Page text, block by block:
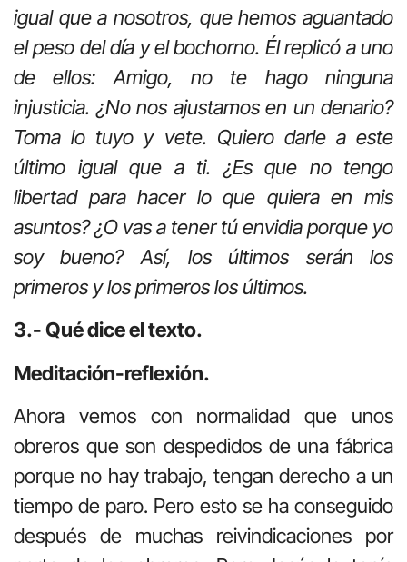
igual que a nosotros, que hemos aguantado
el peso del día y el bochorno. Él replicó a uno
de ellos: Amigo, no te hago ninguna
injusticia. ¿No nos ajustamos en un denario?
Toma lo tuyo y vete. Quiero darle a este
último igual que a ti. ¿Es que no tengo
libertad para hacer lo que quiera en mis
asuntos? ¿O vas a tener tú envidia porque yo
soy bueno? Así, los últimos serán los
primeros y los primeros los últimos.
3.- Qué dice el texto.
Meditación-reflexión.
Ahora vemos con normalidad que unos
obreros que son despedidos de una fábrica
porque no hay trabajo, tengan derecho a un
tiempo de paro. Pero esto se ha conseguido
después de muchas reivindicaciones por